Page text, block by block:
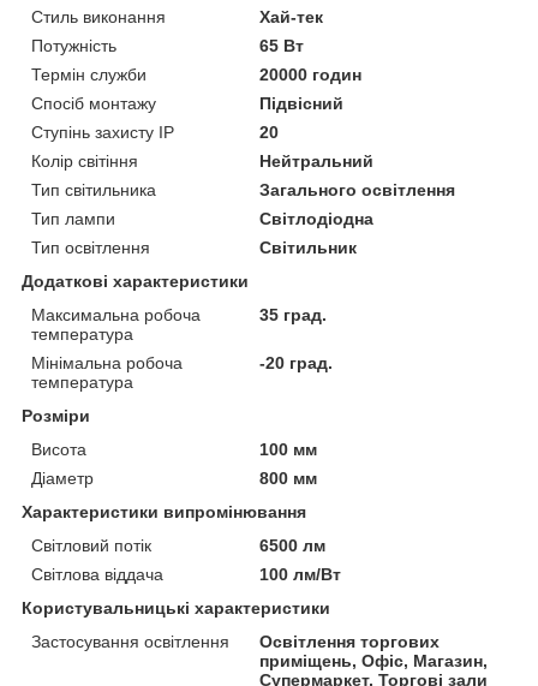
Стиль виконання
Хай-тек
Потужність
65 Вт
Термін служби
20000 годин
Спосіб монтажу
Підвісний
Ступінь захисту IP
20
Колір світіння
Нейтральний
Тип світильника
Загального освітлення
Тип лампи
Світлодіодна
Тип освітлення
Світильник
Додаткові характеристики
Максимальна робоча
температура
35 град.
Мінімальна робоча
температура
-20 град.
Розміри
Висота
100 мм
Діаметр
800 мм
Характеристики випромінювання
Світловий потік
6500 лм
Світлова віддача
100 лм/Вт
Користувальницькі характеристики
Застосування освітлення
Освітлення торгових
приміщень, Офіс, Магазин,
Супермаркет, Торгові зали